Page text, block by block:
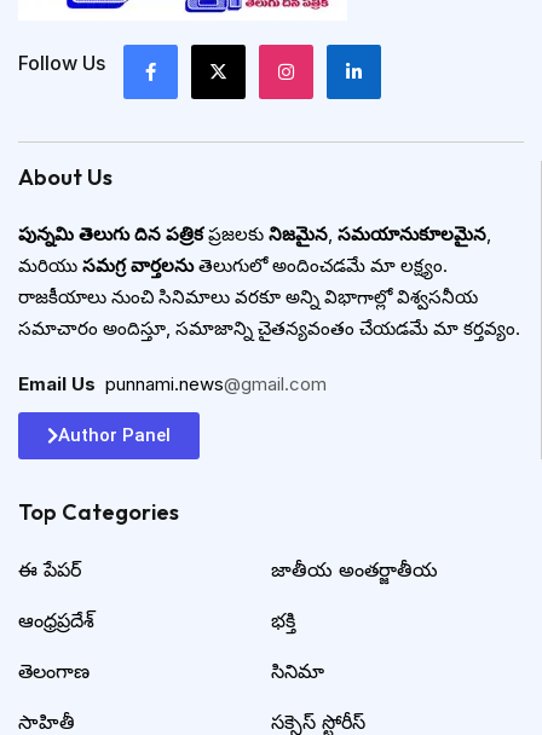
Follow Us
About Us
పున్నమి తెలుగు దిన పత్రికప్రజలకు నిజమైన సమయానుకూలమైన
మరియు సమగ్ర వార్తలనుతెలుగులో అందించడమే మా లక్ష్యం.
రాజకీయాలు నుంచి సినిమాలు వరకూ అన్ని విభాగాల్లో విశ్వసనీయ
సమాచారం అందిస్తూ, సమాజాన్ని చైతన్యవంతం చేయడమే మా కర్తవ్యం.
Email Us punnami.news@gmail.com
Author Panel
Top Categories​
ఈ పేపర్
ఆంధ్రప్రదేశ్
తెలంగాణ
సాహితీ
జాతీయ అంతర్జాతీయ
భక్తి
సినిమా
సక్సెస్ స్టోరీస్